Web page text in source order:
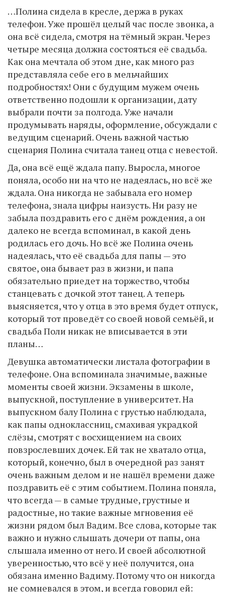
…Полина сидела в кресле, держа в руках
телефон. Уже прошёл целый час после звонка, а
она всё сидела, смотря на тёмный экран. Через
четыре месяца должна состояться её свадьба.
Как она мечтала об этом дне, как много раз
представляла себе его в мельчайших
подробностях! Они с будущим мужем очень
ответственно подошли к организации, дату
выбрали почти за полгода. Уже начали
продумывать наряды, оформление, обсуждали с
ведущим сценарий. Очень важной частью
сценария Полина считала танец отца с невестой.
Да, она всё ещё ждала папу. Выросла, многое
поняла, особо ни на что не надеялась, но всё же
ждала. Она никогда не забывала его номер
телефона, знала цифры наизусть. Ни разу не
забыла поздравить его с днём рождения, а он
далеко не всегда вспоминал, в какой день
родилась его дочь. Но всё же Полина очень
надеялась, что её свадьба для папы — это
святое, она бывает раз в жизни, и папа
обязательно приедет на торжество, чтобы
станцевать с дочкой этот танец. А теперь
выясняется, что у отца в это время будет отпуск,
который тот проведёт со своей новой семьёй, и
свадьба Поли никак не вписывается в эти
планы…
Девушка автоматически листала фотографии в
телефоне. Она вспоминала значимые, важные
моменты своей жизни. Экзамены в школе,
выпускной, поступление в университет. На
выпускном балу Полина с грустью наблюдала,
как папы одноклассниц, смахивая украдкой
слёзы, смотрят с восхищением на своих
повзрослевших дочек. Ей так не хватало отца,
который, конечно, был в очередной раз занят
очень важным делом и не нашёл времени даже
поздравить её с этим событием. Полина поняла,
что всегда — в самые трудные, грустные и
радостные, но такие важные мгновения её
жизни рядом был Вадим. Все слова, которые так
важно и нужно слышать дочери от папы, она
слышала именно от него. И своей абсолютной
уверенностью, что всё у неё получится, она
обязана именно Вадиму. Потому что он никогда
не сомневался в этом, и всегда говорил ей: